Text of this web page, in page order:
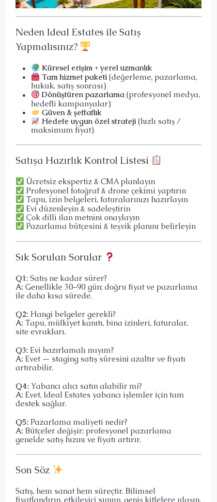
Neden Ideal Estates ile Satış
Yapmalısınız?
Küresel erişim + yerel uzmanlık
Tam hizmet paketi(değerleme, pazarlama,
hukuk, satış sonrası)
Dönüştüren pazarlama(profesyonel medya,
hedefli kampanyalar)
Güven & şeffaflık
Hedefe uygun özel strateji(hızlı satış /
maksimum fiyat)
Satışa Hazırlık Kontrol Listesi
Ücretsiz ekspertiz & CMA planlayın
Profesyonel fotoğraf & drone çekimi yaptırın
Tapu, izin belgeleri, faturalarınızı hazırlayın
Evi düzenleyin & sadeleştirin
Çok dilli ilan metnini onaylayın
Pazarlama bütçesini & teşvik planını belirleyin
Sık Sorulan Sorular
Q1: Satış ne kadar sürer?
A: Genellikle 30–90 gün; doğru fiyat ve pazarlama
ile daha kısa sürede.
Q2: Hangi belgeler gerekli?
A: Tapu, mülkiyet kanıtı, bina izinleri, faturalar,
site evrakları.
Q3: Evi hazırlamalı mıyım?
A: Evet — staging satış süresini azaltır ve fiyatı
artırabilir.
Q4: Yabancı alıcı satın alabilir mi?
A: Evet, Ideal Estates yabancı işlemler için tam
destek sağlar.
Q5: Pazarlama maliyeti nedir?
A: Bütçeler değişir; profesyonel pazarlama
genelde satış hızını ve fiyatı artırır.
Son Söz
Satış, hem sanat hem süreçtir. Bilimsel
fiyatlandırın, etkileyici sunun, geniş kitlelere ulaşın,